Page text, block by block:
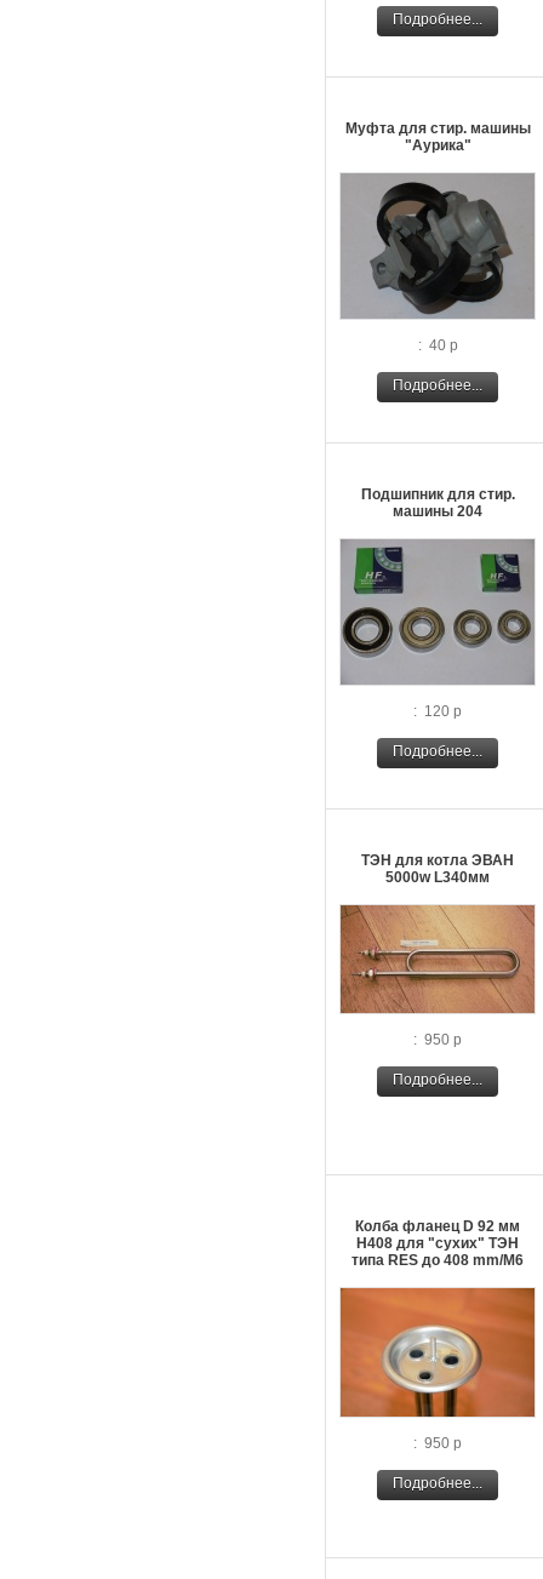
Подробнее...
Муфта для стир. машины
"Аурика"
: 40 р
Подробнее...
Подшипник для стир.
машины 204
: 120 р
Подробнее...
ТЭН для котла ЭВАН
5000w L340мм
: 950 р
Подробнее...
Колба фланец D 92 мм
H408 для "сухих" ТЭН
типа RES до 408 mm/M6
: 950 р
Подробнее...